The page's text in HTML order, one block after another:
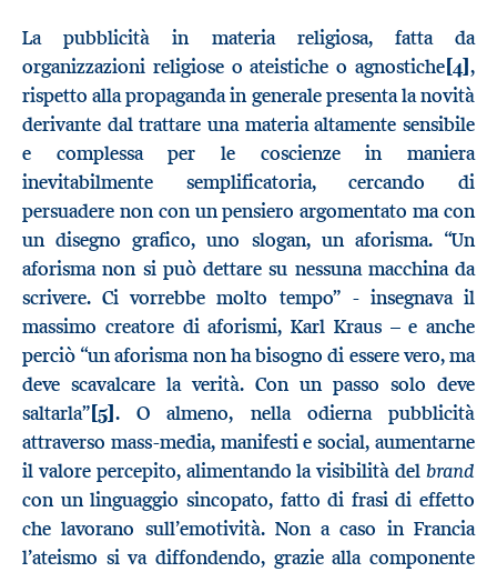
La pubblicità in materia religiosa, fatta da
organizzazioni religiose o ateistiche o agnostiche[4],
rispetto alla propaganda in generale presenta la novità
derivante dal trattare una materia altamente sensibile
e complessa per le coscienze in maniera
inevitabilmente semplificatoria, cercando di
persuadere non con un pensiero argomentato ma con
un disegno grafico, uno slogan, un aforisma. “Un
aforisma non si può dettare su nessuna macchina da
scrivere. Ci vorrebbe molto tempo” - insegnava il
massimo creatore di aforismi, Karl Kraus – e anche
perciò “un aforisma non ha bisogno di essere vero, ma
deve scavalcare la verità. Con un passo solo deve
saltarla”[5]. O almeno, nella odierna pubblicità
attraverso mass-media, manifesti e social, aumentarne
il valore percepito, alimentando la visibilità del brand
con un linguaggio sincopato, fatto di frasi di effetto
che lavorano sull’emotività. Non a caso in Francia
l’ateismo si va diffondendo, grazie alla componente